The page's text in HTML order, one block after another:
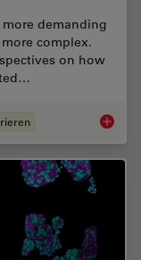
demanding
complex.
on how
Cryo-